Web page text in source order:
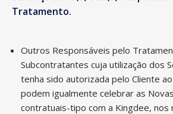
Tratamento.
Outros Responsáveis pelo
Subcontratantes cuja utilização dos
tenha sido autorizada pelo Cliente
podem igualmente celebrar as
contratuais-tipo com a Kingdee,